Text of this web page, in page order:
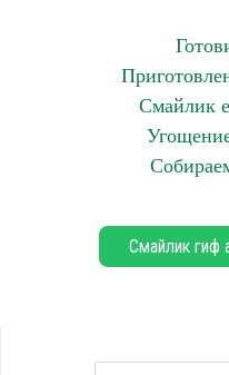
Смайлик
Смайлик гиф